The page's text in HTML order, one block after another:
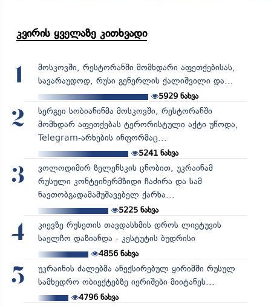
კვირის ყველაზე კითხვადი
1
მოსკოვში, რესტორანში მომხდარი აფეთქებისას,
სავარაუდოდ, რუსი გენერლის ქალიშვილი და...
5929 ნახვა
2
სერგეი სობიანინმა მოსკოვში, რესტორანში
მომხდარ აფეთქებას ტერორისტული აქტი უწოდა,
Telegram-არხების ინფორმაც...
5241ნახვა
3
ვოლოდიმირ ზელენსკის ცნობით, უკრაინამ
რუსული კონტეინერმზიდი ჩაძირა და სამ
ნავთობგადამამუშავებელ ქარხა...
5225ნახვა
4
კიევზე რუსეთის თავდასხმის დროს ლიეტუვის
საელჩო დაზიანდა - კესტუტის ბუდრისი
4856ნახვა
5
უკრაინის ძალებმა ანექსირებულ ყირიმში რუსულ
სამხედრო ობიექტებზე იერიშები მიიტანეს...
4796ნახვა